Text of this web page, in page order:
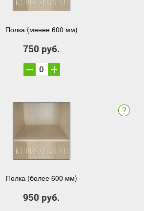
Полка (менее 600 мм)
750 руб.
Полка (более 600 мм)
950 руб.